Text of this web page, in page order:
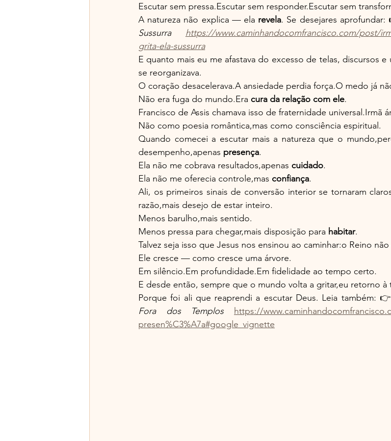
Escutar sem pressa.Escutar sem responder.Escutar sem
A natureza não explica — ela revela. Se desejares aprofundar:
Sussurra https://www.caminhandocomfrancisco.com/post/
grita-ela-sussurra
E quanto mais eu me afastava do excesso de telas, discursos
se reorganizava.
O coração desacelerava.A ansiedade perdia força.O medo já
Não era fuga do mundo.Era cura da relação com ele.
Francisco de Assis chamava isso de fraternidade universal.Irmã
Não como poesia romântica,mas como consciência espiritual.
Quando comecei a escutar mais a natureza que o
desempenho,apenas presença.
Ela não me cobrava resultados,apenas cuidado.
Ela não me oferecia controle,mas confiança.
Ali, os primeiros sinais de conversão interior se tornaram
razão,mais desejo de estar inteiro.
Menos barulho,mais sentido.
Menos pressa para chegar,mais disposição para habitar.
Talvez seja isso que Jesus nos ensinou ao caminhar:o Reino
Ele cresce — como cresce uma árvore.
Em silêncio.Em profundidade.Em fidelidade ao tempo certo.
E desde então, sempre que o mundo volta a gritar,eu retorno à
Porque foi ali que reaprendi a escutar Deus. Leia também: 👉
Fora dos Templos https://
presen%C3%A7a#google_vignette